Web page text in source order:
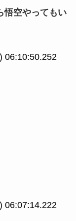
悟空やってもい
06:10:50.252
06:07:14.222